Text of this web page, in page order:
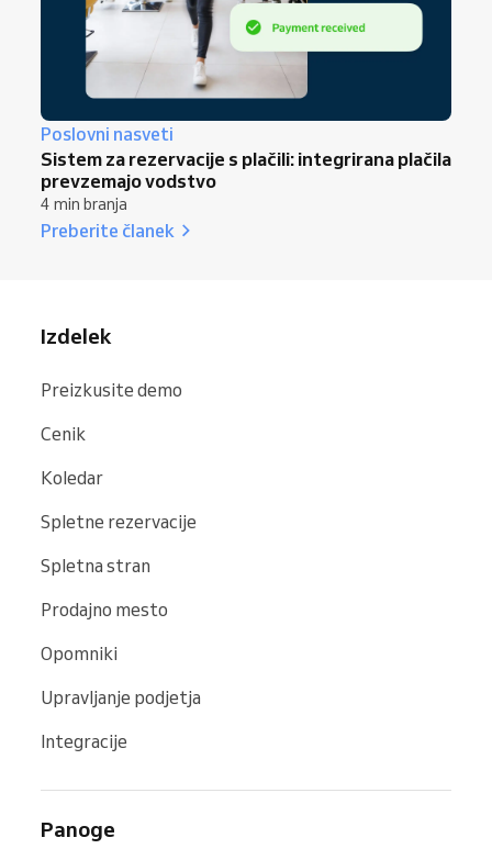
Poslovni nasveti
Sistem za rezervacije s plačili: integrirana plačila
prevzemajo vodstvo
4 min branja
Preberite članek
Izdelek
Preizkusite demo
Cenik
Koledar
Spletne rezervacije
Spletna stran
Prodajno mesto
Opomniki
Upravljanje podjetja
Integracije
Panoge